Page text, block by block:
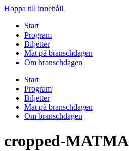
Hoppa till innehåll
Start
Program
Biljetter
Mat på branschdagen
Om branschdagen
Start
Program
Biljetter
Mat på branschdagen
Om branschdagen
cropped-